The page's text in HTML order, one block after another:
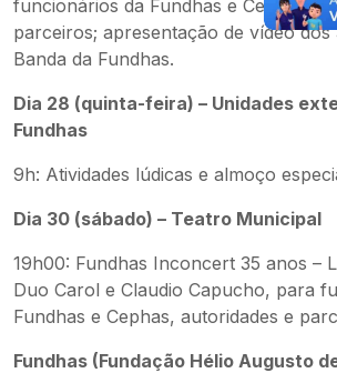
funcionários da Fundhas e Cephas,
parceiros; apresentação de vídeo dos
Banda da Fundhas.
Dia 28 (quinta-feira) – Unidades
Fundhas
9h: Atividades lúdicas e almoço
Dia 30 (sábado) – Teatro Municipal
19h00: Fundhas Inconcert 35 anos –
Duo Carol e Claudio Capucho, para
Fundhas e Cephas, autoridades e
Fundhas (Fundação Hélio Augusto